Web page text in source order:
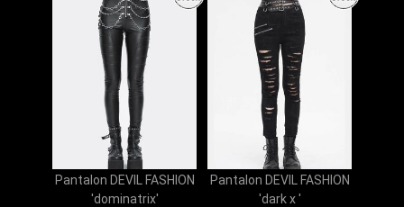
Pantalon DEVIL FASHION
'dominatrix'
Pantalon DEVIL FASHION
'dark x '